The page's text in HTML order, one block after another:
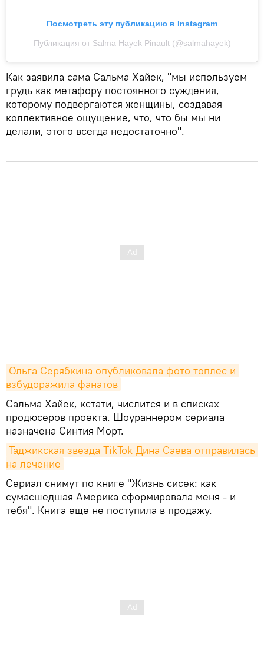
Посмотреть эту публикацию в Instagram
Публикация от Salma Hayek Pinault (@salmahayek)
Как заявила сама Сальма Хайек, "мы используем
грудь как метафору постоянного суждения,
которому подвергаются женщины, создавая
коллективное ощущение, что, что бы мы ни
делали, этого всегда недостаточно".
Ольга Серябкина опубликовала фото топлес и
взбудоражила фанатов
Сальма Хайек, кстати, числится и в списках
продюсеров проекта. Шоураннером сериала
назначена Синтия Морт.
Таджикская звезда TikTok Дина Саева отправилась
на лечение
Сериал снимут по книге "Жизнь сисек: как
сумасшедшая Америка сформировала меня - и
тебя". Книга еще не поступила в продажу.